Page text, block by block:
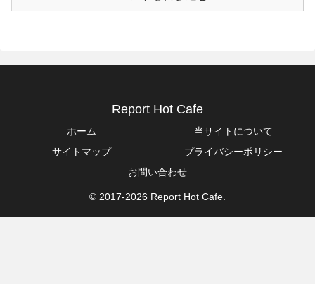
Report Hot Cafe
ホーム
当サイトについて
サイトマップ
プライバシーポリシー
お問い合わせ
© 2017-2026 Report Hot Cafe.